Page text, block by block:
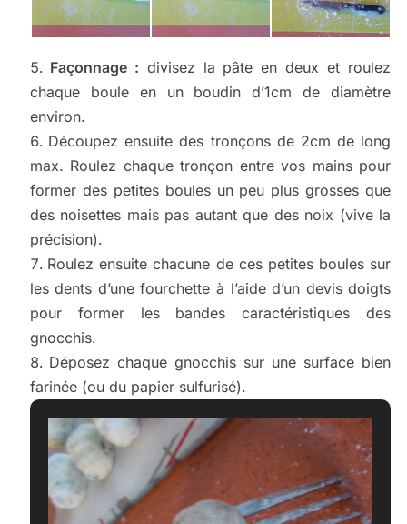
Façonnage : divisez la pâte en deux et roulez
chaque boule en un boudin d’1cm de diamètre
environ.
Découpez ensuite des tronçons de 2cm de long
max. Roulez chaque tronçon entre vos mains pour
former des petites boules un peu plus grosses que
des noisettes mais pas autant que des noix (vive la
précision).
Roulez ensuite chacune de ces petites boules sur
les dents d’une fourchette à l’aide d’un devis doigts
pour former les bandes caractéristiques des
gnocchis.
Déposez chaque gnocchis sur une surface bien
farinée (ou du papier sulfurisé).